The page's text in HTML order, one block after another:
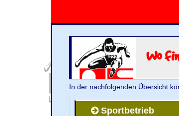
Wo
In der nachfolgenden Übersicht
Sportbetrieb